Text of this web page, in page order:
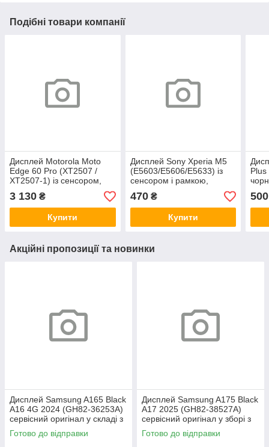
Подібні товари компанії
Дисплей Motorola Moto
Edge 60 Pro (XT2507 /
XT2507-1) із сенсором,
чорний (OLED, оригінальні
комплектуючі)
3 130 ₴
Купити
Дисплей Sony Xperia M5
(E5603/E5606/E5633) із
сенсором і рамкою,
комплектуючі)
470₴
Купити
Plus
500
Акційні пропозиції та новинки
Дисплей Samsung A165 Black
A16 4G 2024 (GH82-36253A)
сервісний оригінал у складі з
рамкою
Готово до відправки
Дисплей Samsung A175 Black
A17 2025 (GH82-38527A)
сервісний оригінал у зборі з
рамкою
Готово до відправки